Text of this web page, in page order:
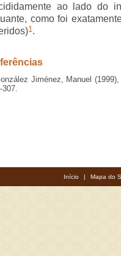
ao lado do
como foi
1 .
Jiménez, Manuel
307.
Início | Mapa do